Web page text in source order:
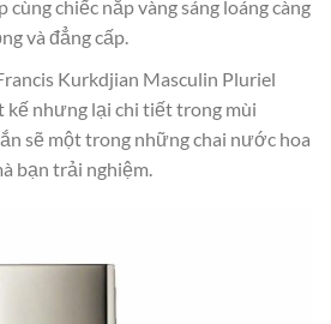
cùng chiếc nắp vàng sáng loáng càng
và đẳng cấp.
Kurkdjian Masculin Pluriel
nhưng lại chi tiết trong mùi
sẽ một trong những chai nước hoa
bạn trải nghiệm.